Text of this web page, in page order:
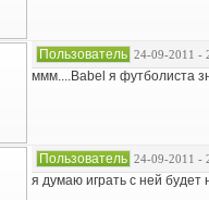
Пользователь 24-09-2011 -
ммм....Babel я футболиста
Пользователь 24-09-2011 -
я думаю играть с ней будет